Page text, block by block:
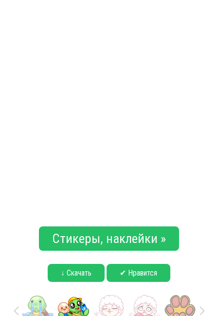
Стикеры, наклейки »
↓ Скачать ✔ Нравится